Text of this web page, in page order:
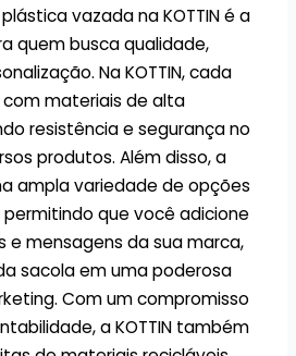
vazada na KOTTIN é a
quem busca qualidade,
Na KOTTIN, cada
materiais de alta
resistência e segurança no
produtos. Além disso, a
ampla variedade de opções
que você adicione
e mensagens da sua marca,
sacola em uma poderosa
Com um compromisso
a KOTTIN também